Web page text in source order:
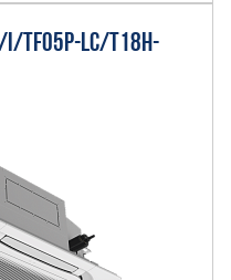
TF05P-LC/T18H-